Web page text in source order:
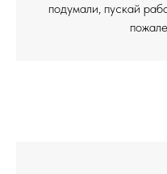
подумали, пускай